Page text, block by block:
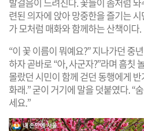
련된 의자에 앉아 망중한을 즐기는
가 모처럼 매화와 함께하는 산책이다.
“이 꽃 이름이 뭐예요?” 지나가던 중
하자 곧바로 “아, 사군자?”라며 흠칫
몰랐던 시민이 함께 걷던 동행에게
화래.” 굳이 거기에 말을 덧붙였다. “
세요.”